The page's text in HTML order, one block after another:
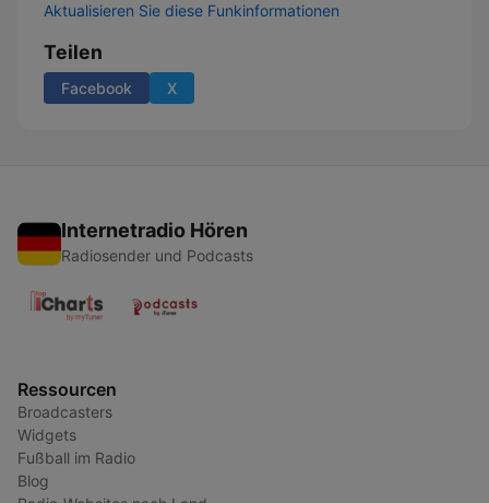
Aktualisieren Sie diese Funkinformationen
Teilen
Facebook X
Internetradio Hören
Radiosender und Podcasts
Ressourcen
Broadcasters
Widgets
Fußball im Radio
Blog